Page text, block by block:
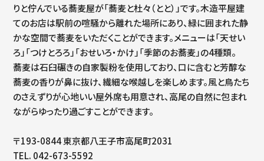
りと佇んでいる蕎麦屋が「蕎麦と杜々（とと）」です。木造平屋建
てのお店は駅前の喧騒から離れた場所にあり、緑に囲まれた静
かな空間で蕎麦をいただくことができます。メニューは「天せい
ろ」「つけとろろ」「おせいろ・かけ」「季節のお蕎麦」の4種類。
蕎麦は石臼碾きの自家製粉を使用しており、口に含むと芳醇な
蕎麦の香りが鼻に抜け、繊細な喉越しを楽しめます。風と鳥たち
のさえずりが心地いい屋外席も用意され、高尾の自然に包まれ
ながらゆったり過ごすことができます。
〒193-0844 東京都八王子市高尾町2031
TEL. 042-673-5592